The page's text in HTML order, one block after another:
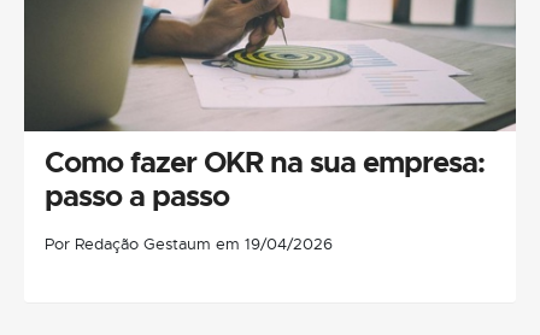
Como fazer OKR na sua empresa:
passo a passo
Por Redação Gestaum em 19/04/2026